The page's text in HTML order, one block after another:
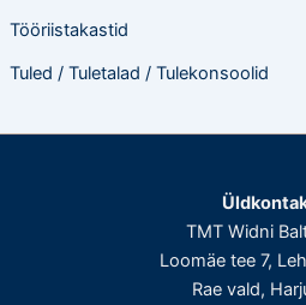
Tööriistakastid
Tuled / Tuletalad / Tulekonsoolid
TMT Widni
Loomäe tee 7,
Rae vald,